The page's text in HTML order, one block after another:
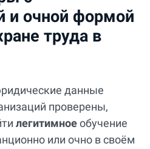
и очной формой
труда в
данные
проверены,
легитимноеобучение
или очно в своём